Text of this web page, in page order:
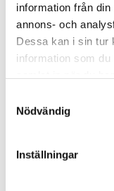
information från
annons- och
Dessa kan i sin tur
information som
Nödvändig
Inställningar
st